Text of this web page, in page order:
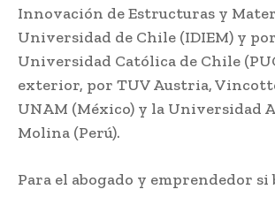
Innovación de Estructuras y
Universidad de Chile (IDIEM) y
Universidad Católica de Chile
exterior, por TUV Austria,
UNAM (México) y la Universidad
Molina (Perú).
Para el abogado y emprendedor